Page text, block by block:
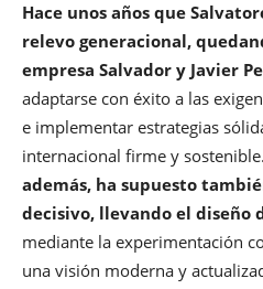
Hace unos años que
relevo generacional,
empresa Salvador y Javier
adaptarse con éxito a las
e implementar estrategias
internacional firme y sostenible.
además, ha supuesto
decisivo, llevando el diseño
mediante la experimentación
una visión moderna y